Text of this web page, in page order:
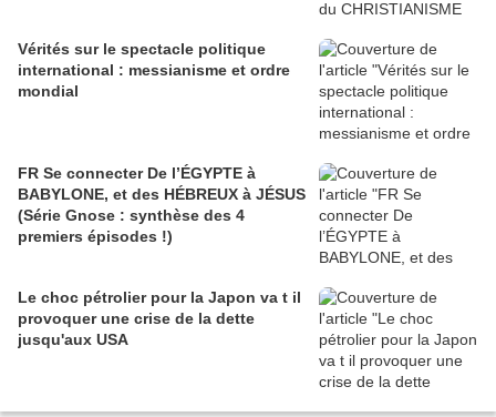
Vérités sur le spectacle politique
international : messianisme et ordre
mondial
FR Se connecter De l’ÉGYPTE à
BABYLONE, et des HÉBREUX à JÉSUS
(Série Gnose : synthèse des 4
premiers épisodes !)
Le choc pétrolier pour la Japon va t il
provoquer une crise de la dette
jusqu'aux USA